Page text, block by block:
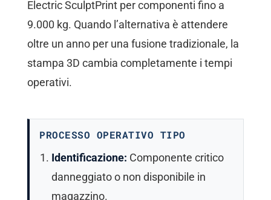
Electric SculptPrint per componenti fino a
9.000 kg. Quando l’alternativa è attendere
oltre un anno per una fusione tradizionale, la
stampa 3D cambia completamente i tempi
operativi.
PROCESSO OPERATIVO TIPO
Identificazione: Componente critico
danneggiato o non disponibile in
magazzino.